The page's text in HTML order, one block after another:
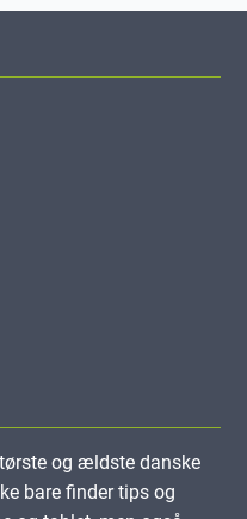
og ældste danske
bare finder tips og